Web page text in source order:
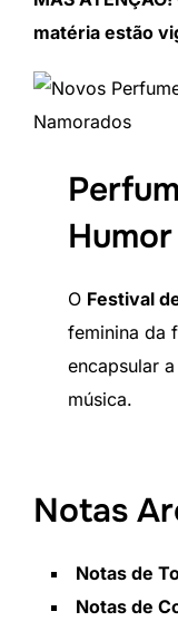
matéria estão
O Festival
feminina da
encapsular
música.
Notas
Notas de
Notas de